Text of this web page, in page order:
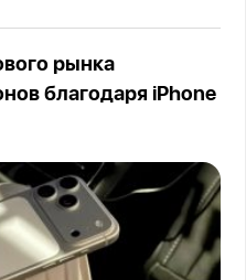
рынка
благодаря iPhone